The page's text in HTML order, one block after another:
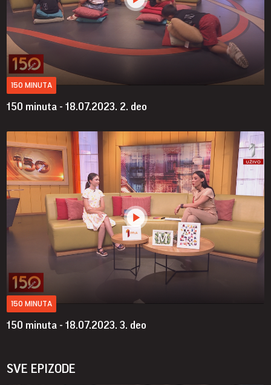
150 MINUTA
150 minuta - 18.07.2023. 2. deo
150 MINUTA
150 minuta - 18.07.2023. 3. deo
SVE EPIZODE